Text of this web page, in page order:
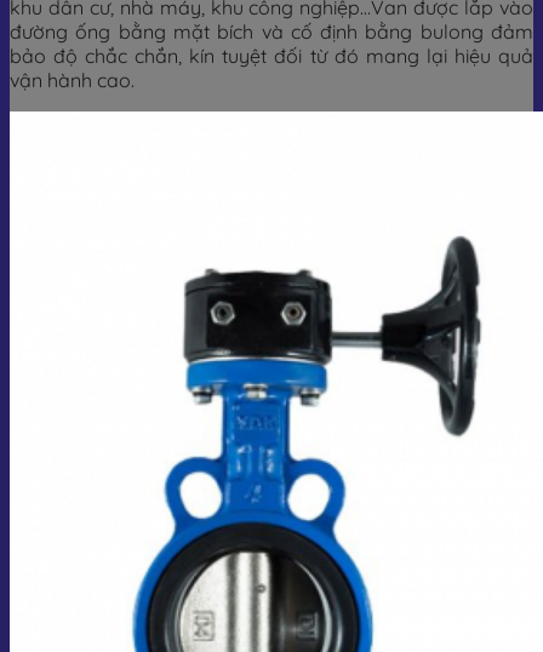
khu dân cư, nhà máy, khu công nghiệp…Van được lắp vào
đường ống bằng mặt bích và cố định bằng bulong đảm
bảo độ chắc chắn, kín tuyệt đối từ đó mang lại hiệu quả
vận hành cao.